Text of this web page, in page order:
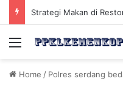
Menu
Home / Polres serdang